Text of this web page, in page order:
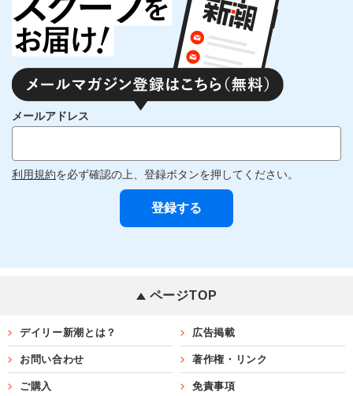
メールアドレス
利用規約を必ず確認の上、登録ボタンを押してください。
ページTOP
デイリー新潮とは？ 広告掲載
お問い合わせ 著作権・リンク
ご購入 免責事項